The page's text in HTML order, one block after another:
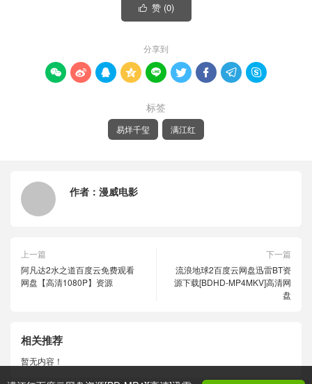
 赞 (0)
分享到
        
标签
易烊千玺 满江红
作者： 漫威电影
上一篇
阿凡达2水之道百度云免费观看
网盘【高清1080P】资源
下一篇
流浪地球2百度云网盘迅雷BT资
源下载[BDHD-MP4MKV]高清网
盘
相关推荐
暂无内容！